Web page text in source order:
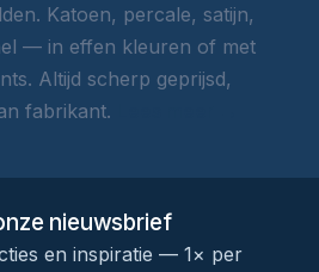
Katoen, percale, satijn,
— in effen kleuren of met
Altijd scherp geprijsd,
fabrikant.
nieuwsbrief
en inspiratie — 1× per